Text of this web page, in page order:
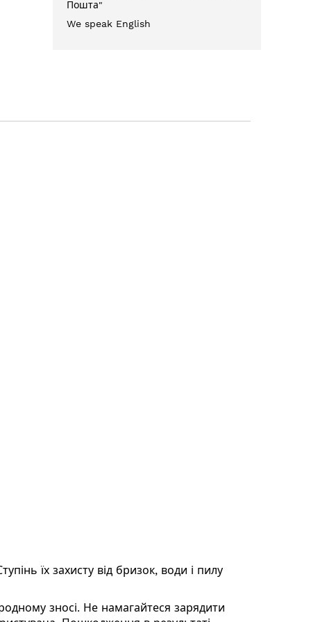
Пошта"
We speak English
їх захисту від бризок, води і пилу
зносі. Не намагайтеся зарядити